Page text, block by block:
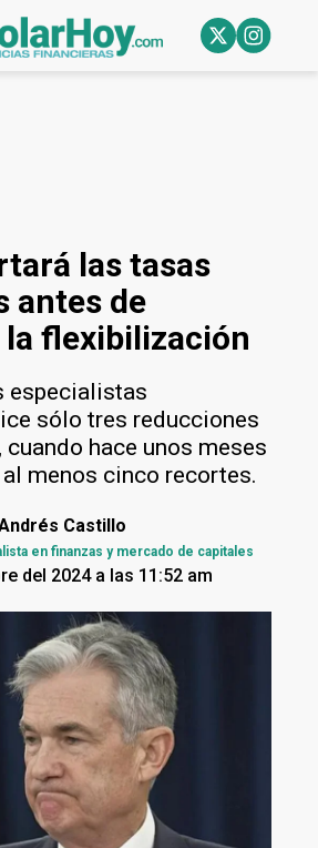
las tasas
antes de
flexibilización
especialistas
sólo tres reducciones
hace unos meses
menos cinco recortes.
Castillo
en finanzas y mercado de capitales
del 2024 a las 11:52 am